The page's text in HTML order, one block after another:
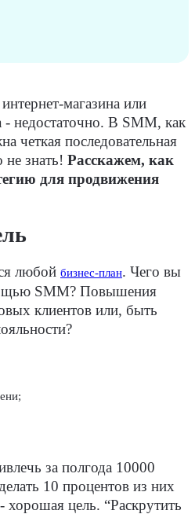
магазина или
недостаточно. В SMM, как
четкая последовательная
не знать! Расскажем, как
для продвижения
любой бизнес-план. Чего вы
SMM? Повышения
клиентов или, быть
за полгода 10000
10 процентов из них
хорошая цель. “Раскрутить